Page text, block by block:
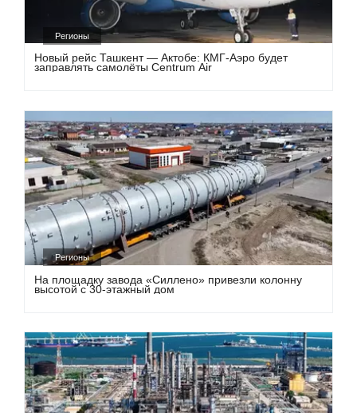
Регионы
Новый рейс Ташкент — Актобе: КМГ-Аэро будет
заправлять самолёты Centrum Air
Регионы
На площадку завода «Силлено» привезли колонну
высотой с 30-этажный дом